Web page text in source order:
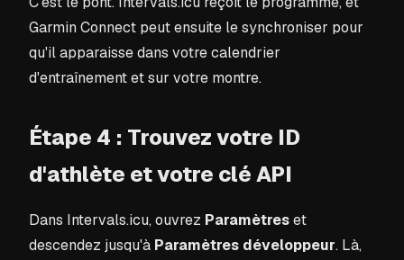
Garmin Connect peut ensuite le synchroniser pour
qu'il apparaisse dans votre calendrier
d'entraînement et sur votre montre.
Étape 4 : Trouvez votre ID
d'athlète et votre clé API
Dans Intervals.icu, ouvrez Paramètreset
descendez jusqu'à Paramètres développeur. Là,